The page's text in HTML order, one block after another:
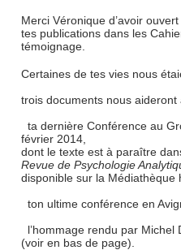
Merci Véronique d’avoir
tes publications dans les
témoignage.
Certaines de tes vies nous
trois documents nous aideront
ta dernière Conférence au
février 2014,
dont le texte est à paraître
Revue de Psychologie
disponible sur la Médiathèque
ton ultime conférence en
l’hommage rendu par
(voir en bas de page).